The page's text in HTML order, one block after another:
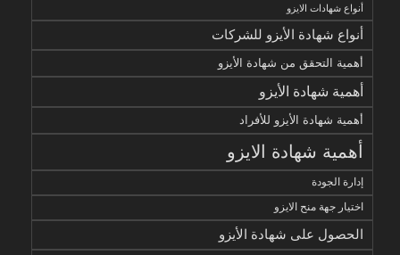
أنواع شهادات الايزو
أنواع شهادة الأيزو للشركات
أهمية التحقق من شهادة الأيزو
أهمية شهادة الأيزو
أهمية شهادة الأيزو للأفراد
أهمية شهادة الايزو
إدارة الجودة
اختيار جهة منح الايزو
الحصول على شهادة الأيزو